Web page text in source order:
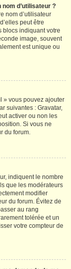
d’utilisateur ?
nom d’utilisateur
peut être
blocs indiquant votre
image, souvent
est unique ou
» vous pouvez ajouter
suivantes : Gravatar,
activer ou non les
Si vous ne
du forum.
indiquent le nombre
que les modérateurs
modifier
du forum. Évitez de
au rang
tolérée et un
votre compteur de